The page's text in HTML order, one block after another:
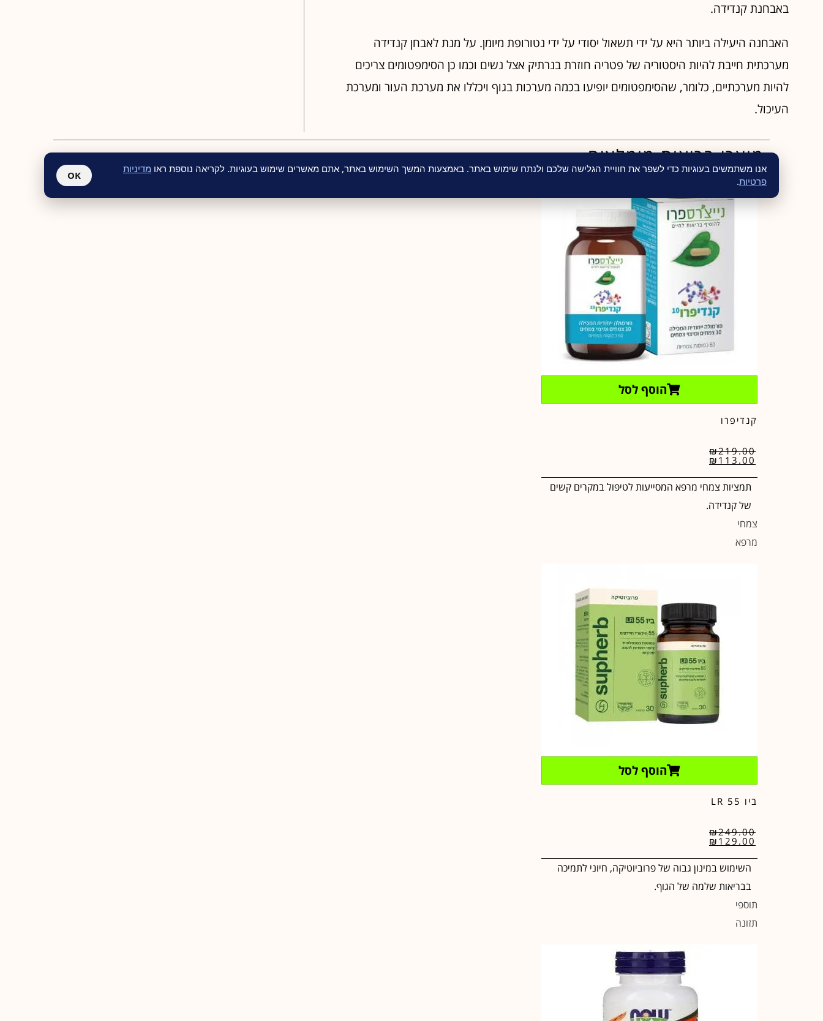
באבחנת קנדידה.
האבחנה היעילה ביותר היא על ידי תשאול יסודי על ידי נטורופת מיומן. על מנת לאבחן קנדידה
מערכתית חייבת להיות היסטוריה של פטריה חוזרת בנרתיק אצל נשים וכמו כן הסימפטומים צריכים
להיות מערכתיים, כלומר, שהסימפטומים יופיעו בכמה מערכות בגוף ויכללו את מערכת העור ומערכת
העיכול.
מוצרי בריאות מומלצים
הוסף לסל
קנדיפרו
₪219.00
₪ 113.00
תמציות צמחי מרפא המסייעות לטיפול במקרים קשים
של קנדידה.
צמחי
מרפא
הוסף לסל
ביו 55 LR
₪249.00
₪ 129.00
השימוש במינון גבוה של פרוביוטיקה, חיוני לתמיכה
בבריאות שלמה של הגוף.
תוספי
תזונה
אנו משתמשים בעוגיות כדי לשפר את חוויית הגלישה שלכם ולנתח שימוש באתר. באמצעות המשך השימוש באתר, אתם מאשרים שימוש בעוגיות. לקריאה נוספת ראו מדיניות
פרטיות.
OK